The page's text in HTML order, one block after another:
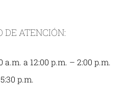
DE ATENCIÓN:
a 12:00 p.m. – 2:00 p.m.
p.m.